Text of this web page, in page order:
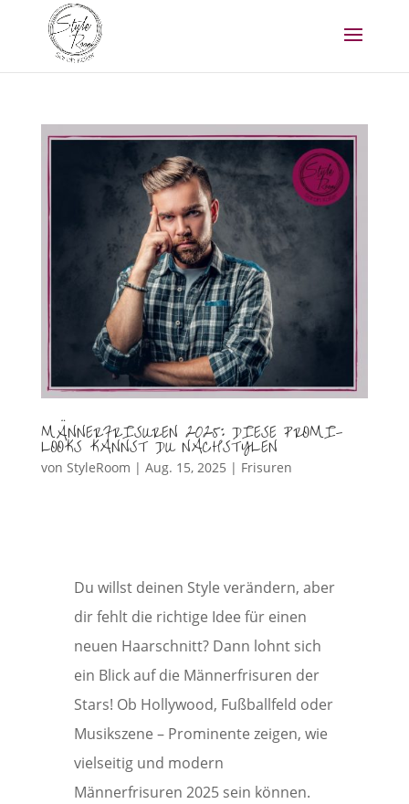
MÄNNERFRISUREN 2025: DIESE PROMI-
LOOKS KANNST DU NACHSTYLEN
von StyleRoom | Aug. 15, 2025 | Frisuren
Du willst deinen Style verändern, aber
dir fehlt die richtige Idee für einen
neuen Haarschnitt? Dann lohnt sich
ein Blick auf die Männerfrisuren der
Stars! Ob Hollywood, Fußballfeld oder
Musikszene – Prominente zeigen, wie
vielseitig und modern
Männerfrisuren 2025 sein können.